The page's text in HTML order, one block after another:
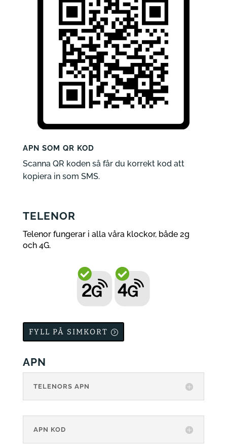
APN SOM QR KOD
Scanna QR koden så får du korrekt kod att
kopiera in som SMS.
TELENOR
Telenor fungerar i alla våra klockor, både 2g
och 4G.
FYLL PÅ SIMKORT
APN
TELENORS APN
APN KOD